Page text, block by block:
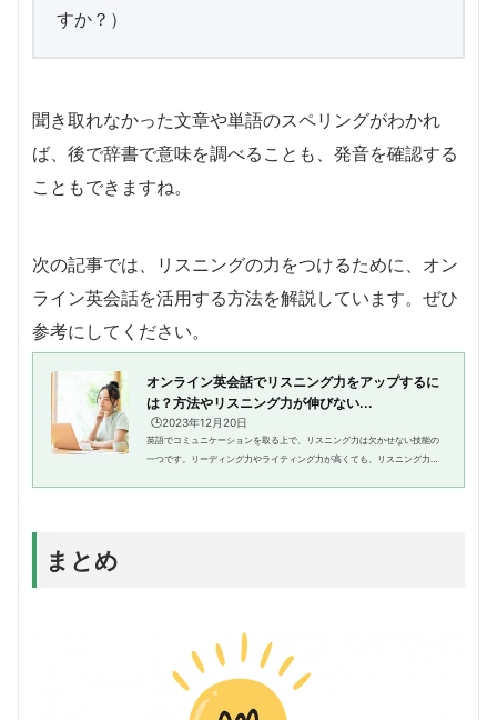
すか？）
聞き取れなかった文章や単語のスペリングがわかれ
ば、後で辞書で意味を調べることも、発音を確認する
こともできますね。
次の記事では、リスニングの力をつけるために、オン
ライン英会話を活用する方法を解説しています。ぜひ
参考にしてください。
オンライン英会話でリスニング力をアップするに
は？方法やリスニング力が伸びない...
🕒️2023年12月20日
英語でコミュニケーションを取る上で、リスニング力は欠かせない技能の
一つです。リーディング力やライティング力が高くても、リスニング力が
まとめ